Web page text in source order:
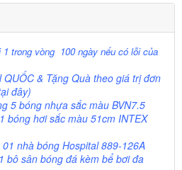
1 trong vòng 100 ngày nếu có lỗi của
QUỐC & Tặng Quà theo giá trị đơn
đây)
5 bóng nhựa sắc màu BVN7.5
bóng hơi sắc màu 51cm INTEX
nhà bóng Hospital 889-126A
bô sân bóng đá kèm bể bơi đa